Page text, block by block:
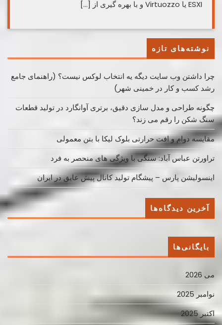
ESXI یا Virtuozzo و با بهره گیری از […]
نوشته‌های تازه
چرا داشتن وب سایت دیگه یه انتخاب لوکس نیست؟ (راهنمای جامع
رشد کسب ‌و کار در خمینی ‌شهر)
چگونه طراحی و مدل سازی دقیق، برتری آوانگارد در تولید قطعات
سنگ شکن را رقم می زند؟
مقایسه دوام و افت حرارتی بلوک لیکا با بتن معمولی
تراورتن عباس آباد: سنگی با ویژگی های منحصر به فرد
اینسولیشن پارس – پیشگام تولید کانال پیش عایق در ایران
آخرین دیدگاه‌ها
بایگانی‌ها
می 2026
نوامبر 2025
اکتبر 2025